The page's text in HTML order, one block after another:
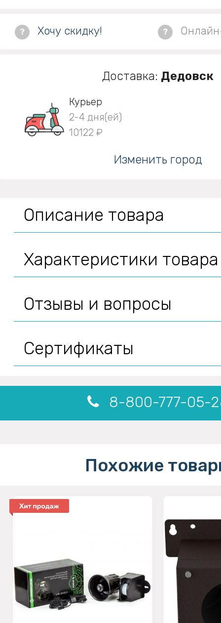
? Хочу скидку! ?
Доставка: Дедовск
Курьер
2-4 дня(ей)
10122 ₽
Изменить город
Описание товара
Характеристики товара
Отзывы и вопросы
Сертификаты
8-800-777-05-
Похожие